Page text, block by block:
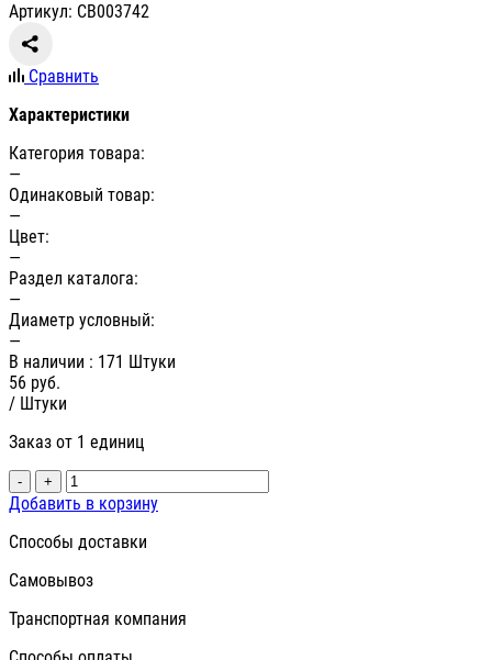
Артикул: СВ003742
Сравнить
Характеристики
Категория товара:
—
Одинаковый товар:
—
Цвет:
—
Раздел каталога:
—
Диаметр условный:
—
В наличии : 171 Штуки
56 руб.
/ Штуки
Заказ от 1 единиц
- +
Добавить в корзину
Способы доставки
Самовывоз
Транспортная компания